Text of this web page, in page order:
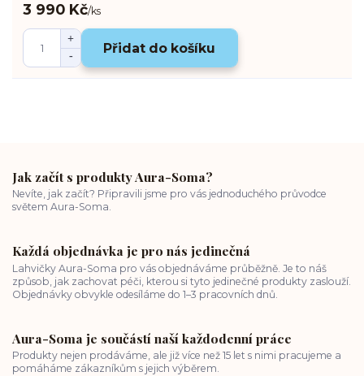
3 990 Kč/ks
Přidat do košíku
Jak začít s produkty Aura-Soma?
Nevíte, jak začít? Připravili jsme pro vás jednoduchého průvodce
světem Aura-Soma.
Každá objednávka je pro nás jedinečná
Lahvičky Aura-Soma pro vás objednáváme průběžně. Je to náš
způsob, jak zachovat péči, kterou si tyto jedinečné produkty zaslouží.
Objednávky obvykle odesíláme do 1–3 pracovních dnů.
Aura-Soma je součástí naší každodenní práce
Produkty nejen prodáváme, ale již více než 15 let s nimi pracujeme a
pomáháme zákazníkům s jejich výběrem.